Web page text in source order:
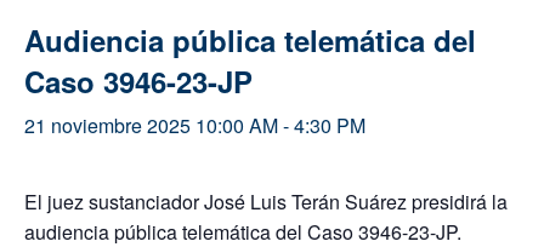
Audiencia pública telemática del
Caso 3946-23-JP
21 noviembre 2025 10:00 AM-4:30 PM
El juez sustanciador José Luis Terán Suárez presidirá la
audiencia pública telemática del Caso 3946-23-JP.